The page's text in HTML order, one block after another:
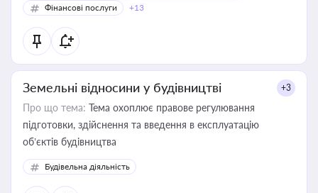
Фінансові послуги
+13
Земельні відносини у будівництві +3
Про що тема: Тема охоплює правове регулювання
підготовки, здійснення та введення в експлуатацію
об’єктів будівництва
Будівельна діяльність